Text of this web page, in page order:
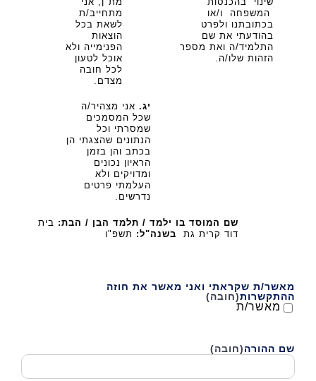
המשפחה ו/או
בכתובתנו ולפרט
בהודעתי את שם
התלמיד/ה ואת מספר
הזהות שלו/ה.
מתחייב/ת
לשאת בכל
הוצאות
הפנימייה ולא
אוכל לטעון
לכל חובה
מצדם.
יג.אני מצהיר/ה
שכל המסמכים
שמסרתי וכל
הנתונים שהצגתי הן
בכתב והן בזמן
הראיון נכונים
ומדויקים ולא
העלמתי פרטים
נדרשים.
שם המוסד בו ילמד / תלמד הבן / הבת: בית
דוד קרית גת בשנה"ל: תשפ"ו
מאשר/ת שקראתי ואני מאשר את חוזה
ההתקשרות(חובה)
מאשר/ת
שם ההורה(חובה)